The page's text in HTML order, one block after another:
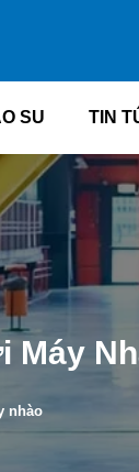
SU TIN
Máy
nhào